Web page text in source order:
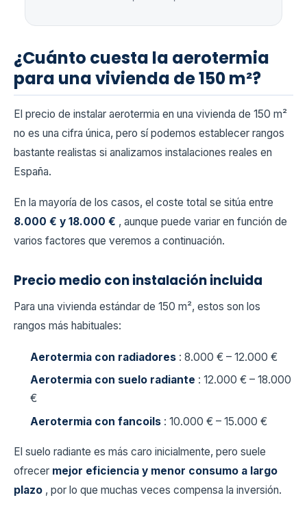
¿Cuánto cuesta la aerotermia
para una vivienda de 150 m²?
El precio de instalar aerotermia en una vivienda de 150 m²
no es una cifra única, pero sí podemos establecer rangos
bastante realistas si analizamos instalaciones reales en
España.
En la mayoría de los casos, el coste total se sitúa entre
8.000 € y 18.000 € , aunque puede variar en función de
varios factores que veremos a continuación.
Precio medio con instalación incluida
Para una vivienda estándar de 150 m², estos son los
rangos más habituales:
Aerotermia con radiadores : 8.000 € – 12.000 €
Aerotermia con suelo radiante : 12.000 € – 18.000
€
Aerotermia con fancoils : 10.000 € – 15.000 €
El suelo radiante es más caro inicialmente, pero suele
ofrecer mejor eficiencia y menor consumo a largo
plazo , por lo que muchas veces compensa la inversión.